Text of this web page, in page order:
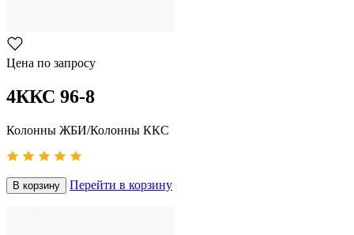
Цена по запросу
4ККС 96-8
Колонны ЖБИ/Колонны ККС
В корзину Перейти в корзину